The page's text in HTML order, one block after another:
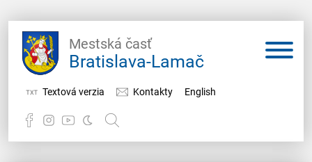
Mestská časť
Bratislava-Lamač
Textová verzia Kontakty English